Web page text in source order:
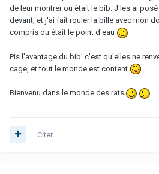
de leur montrer ou était le bib. J'les ai
devant, et j'ai fait rouler la bille avec mon
compris ou était le point d'eau
Pis l'avantage du bib' c'est qu'elles ne
cage, et tout le monde est content
Bienvenu dans le monde des rats
Citer